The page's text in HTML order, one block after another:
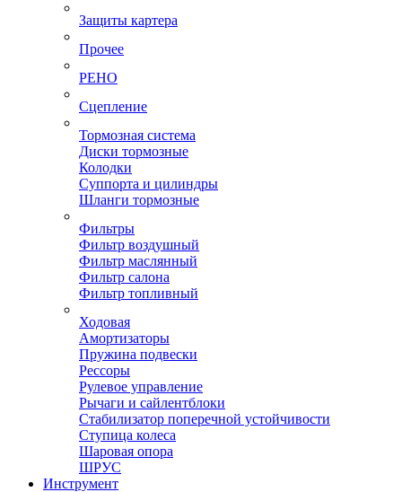
Защиты картера
Прочее
РЕНО
Сцепление
Тормозная система
Диски тормозные
Колодки
Суппорта и цилиндры
Шланги тормозные
Фильтры
Фильтр воздушный
Фильтр маслянный
Фильтр салона
Фильтр топливный
Ходовая
Амортизаторы
Пружина подвески
Рессоры
Рулевое управление
Рычаги и сайлентблоки
Стабилизатор поперечной устойчивости
Ступица колеса
Шаровая опора
ШРУС
Инструмент